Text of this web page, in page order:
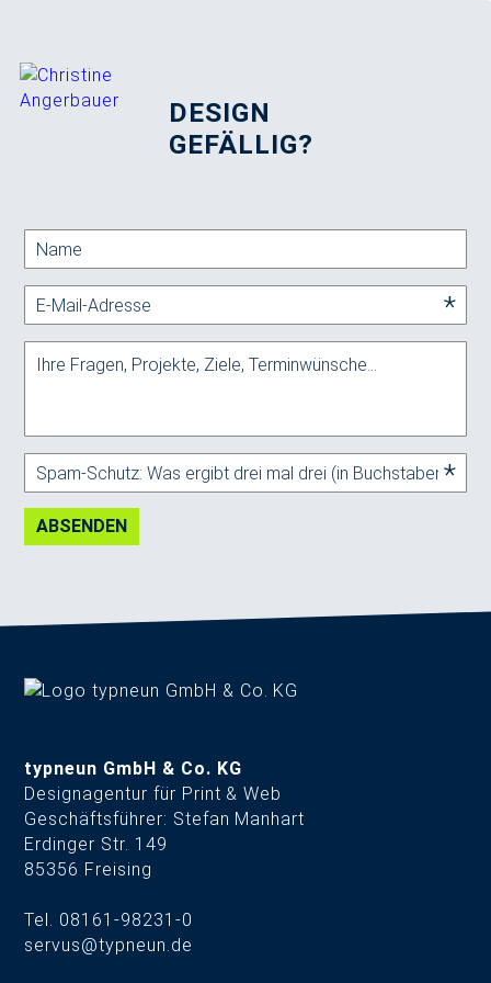
DESIGN
GEFÄLLIG?
ABSENDEN
typneun GmbH & Co. KG
Designagentur für Print & Web
Geschäftsführer: Stefan Manhart
Erdinger Str. 149
85356 Freising
Tel. 08161-98231-0
servus@typneun.de